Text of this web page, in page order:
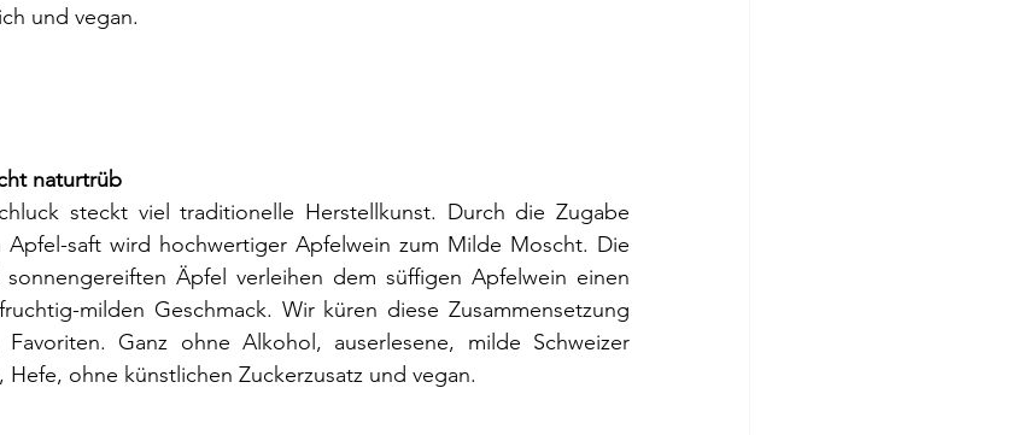
und vegan.
naturtrüb
steckt viel traditionelle Herstellkunst. Durch die Zugabe
Apfel-saft wird hochwertiger Apfelwein zum Milde Moscht. Die
Äpfel verleihen dem süffigen Apfelwein einen
milden Geschmack. Wir küren diese Zusammensetzung
Ganz ohne Alkohol, auserlesene, milde Schweizer
Hefe, ohne künstlichen Zuckerzusatz und vegan.